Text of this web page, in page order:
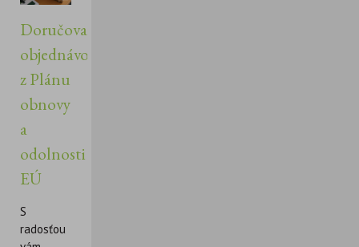
Doručovanie
objednávok
z Plánu
obnovy
a
odolnosti
EÚ
S
radosťou